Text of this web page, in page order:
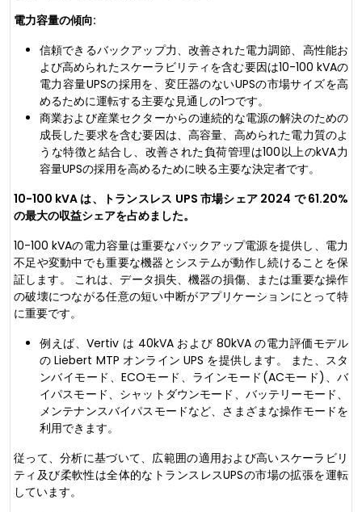
電力容量の傾向:
信頼できるバックアップ力、改善された電力調節、高性能お
よび高められたスケーラビリティを含む要因は10-100 kVAの
電力容量UPSの採用を、変圧器のないUPSの市場サイズを高
めるために運転する主要な見通しの1つです。
商業および産業セクターからの連続的な電源の解決のための
成長した要求を含む要因は、高容量、高められた電力質のよ
うな特徴と結合し、改善された負荷管理は100以上のkVA力
容量UPSの採用を高めるために映る主要な決定者です。
10-100 kVA は、トランスレス UPS 市場シェア 2024 で 61.20%
の最大の収益シェアを占めました。
10-100 kVAの電力容量は重要なバックアップ電源を提供し、電力
不足や変動中でも重要な機器とシステムが動作し続けることを保
証します。 これは、データ損失、機器の損傷、または重要な操作
の破壊につながる任意の短い中断がアプリケーションにとって特
に重要です。
例えば、Vertiv は 40kVA および 80kVA の電力評価モデル
の Liebert MTP オンライン UPS を提供します。 また、スタ
ンバイモード、ECOモード、ラインモード(ACモード)、バ
イパスモード、シャットダウンモード、バッテリーモード、
メンテナンスバイパスモードなど、さまざまな操作モードを
利用できます。
従って、分析に基づいて、広範囲の適用および高いスケーラビリ
ティ及び柔軟性は全体的なトランスレスUPSの市場の拡張を運転
しています。